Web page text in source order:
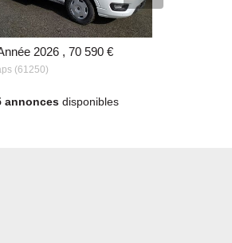
2026 , 70 590 €
(61250)
annoncesdisponibles